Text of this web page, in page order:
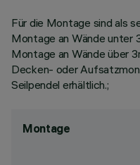
Für die Montage sind als
Montage an Wände unter
Montage an Wände über
Decken- oder
Seilpendel erhältlich.;
Montage